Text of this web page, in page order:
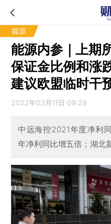
能源
能源内参｜上期
保证金比例和涨
建议欧盟临时干
2022年03月11日 09:29
中远海控2021年度净利
年净利同比增五倍；湖北